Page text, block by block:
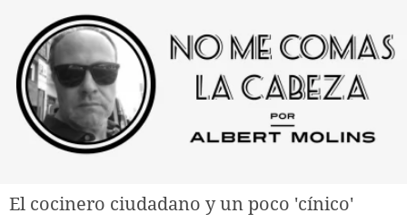
El cocinero ciudadano y un poco 'cínico'